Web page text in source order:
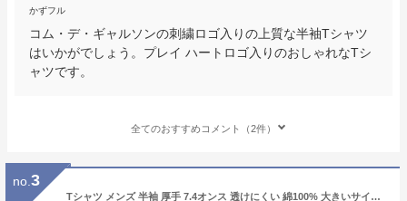
かずフル
コム・デ・ギャルソンの刺繍ロゴ入りの上質な半袖Tシャツ
はいかがでしょう。プレイ ハートロゴ入りのおしゃれなTシ
ャツです。
全てのおすすめコメント（2件）
no. 3
Tシャツ メンズ 半袖 厚手 7.4オンス 透けにくい 綿100% 大きいサイズ S M L XL 2XL 3XL ストリート ブランド バックプリント 丈短め 丸胴 首リブ丈夫 白 黒 ユニセックス 男女兼用 Jack'n da Box POSTBIRD